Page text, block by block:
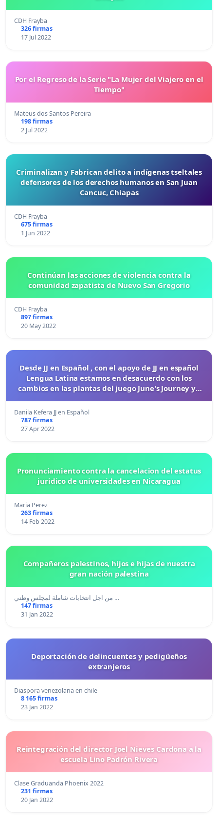
CDH Frayba
326 firmas
17 Jul 2022
Por el Regreso de la Serie "La Mujer del Viajero en el
Tiempo"
Mateus dos Santos Pereira
198 firmas
2 Jul 2022
Criminalizan y Fabrican delito a indígenas tseltales
defensores de los derechos humanos en San Juan
Cancuc, Chiapas
CDH Frayba
675 firmas
1 Jun 2022
Continúan las acciones de violencia contra la
comunidad zapatista de Nuevo San Gregorio
CDH Frayba
897 firmas
20 May 2022
Desde JJ en Español , con el apoyo de JJ en español
Lengua Latina estamos en desacuerdo con los
cambios en las plantas del juego June's Journey ya
Danila Kefera JJ en Español
787 firmas
27 Apr 2022
Pronunciamiento contra la cancelacion del estatus
juridico de universidades en Nicaragua
Maria Perez
263 firmas
14 Feb 2022
Compañeros palestinos, hijos e hijas de nuestra
gran nación palestina
من اجل انتخابات شاملة لمجلس وطني …
147 firmas
31 Jan 2022
Deportación de delincuentes y pedigüeños
extranjeros
Diaspora venezolana en chile
8 165 firmas
23 Jan 2022
Reintegración del director Joel Nieves Cardona a la
escuela Lino Padrón Rivera
Clase Graduanda Phoenix 2022
231 firmas
20 Jan 2022